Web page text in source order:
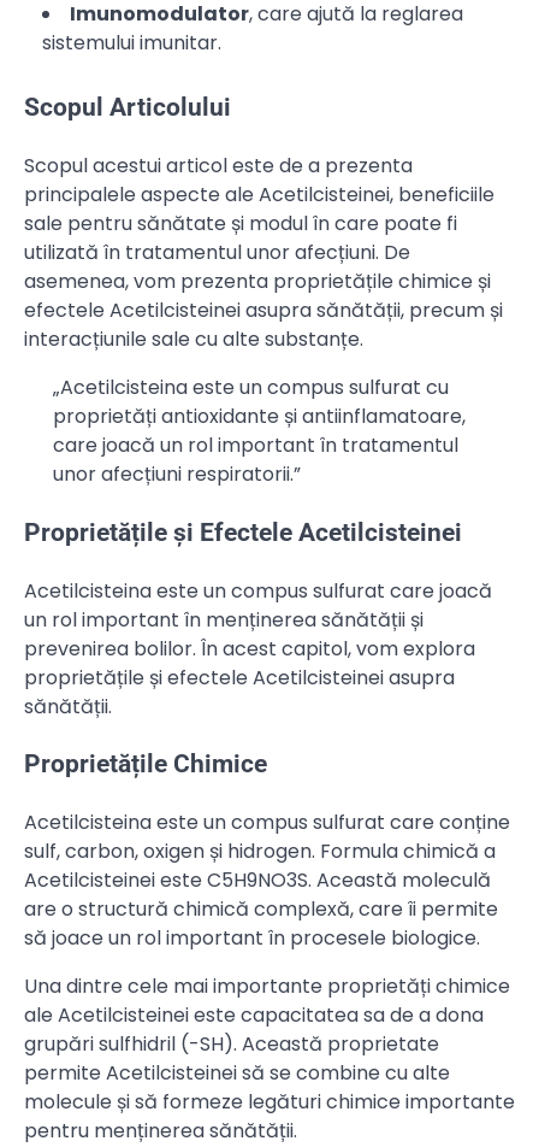
Imunomodulator, care ajută la reglarea
sistemului imunitar.
Scopul Articolului
Scopul acestui articol este de a prezenta
principalele aspecte ale Acetilcisteinei, beneficiile
sale pentru sănătate și modul în care poate fi
utilizată în tratamentul unor afecțiuni. De
asemenea, vom prezenta proprietățile chimice și
efectele Acetilcisteinei asupra sănătății, precum și
interacțiunile sale cu alte substanțe.
„Acetilcisteina este un compus sulfurat cu
proprietăți antioxidante și antiinflamatoare,
care joacă un rol important în tratamentul
unor afecțiuni respiratorii.”
Proprietățile și Efectele Acetilcisteinei
Acetilcisteina este un compus sulfurat care joacă
un rol important în menținerea sănătății și
prevenirea bolilor. În acest capitol, vom explora
proprietățile și efectele Acetilcisteinei asupra
sănătății.
Proprietățile Chimice
Acetilcisteina este un compus sulfurat care conține
sulf, carbon, oxigen și hidrogen. Formula chimică a
Acetilcisteinei este C5H9NO3S. Această moleculă
are o structură chimică complexă, care îi permite
să joace un rol important în procesele biologice.
Una dintre cele mai importante proprietăți chimice
ale Acetilcisteinei este capacitatea sa de a dona
grupări sulfhidril (-SH). Această proprietate
permite Acetilcisteinei să se combine cu alte
molecule și să formeze legături chimice importante
pentru menținerea sănătății.